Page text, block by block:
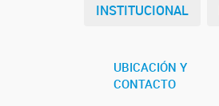
INSTITUCIONAL
UBICACIÓN Y
CONTACTO